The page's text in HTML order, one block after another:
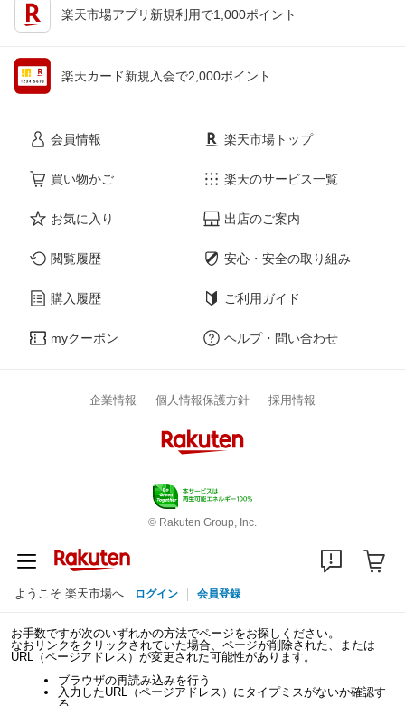
楽天市場アプリ新規利用で1,000ポイント
楽天カード新規入会で2,000ポイント
会員情報
買い物かご
お気に入り
閲覧履歴
購入履歴
myクーポン
楽天市場トップ
楽天のサービス一覧
出店のご案内
安心・安全の取り組み
ご利用ガイド
ヘルプ・問い合わせ
企業情報 個人情報保護方針 採用情報
© Rakuten Group, Inc.
ようこそ 楽天市場へ ログイン 会員登録
お手数ですが次のいずれかの方法でページをお探しください。
なおリンクをクリックされていた場合、ページが削除された、または
URL（ページアドレス）が変更された可能性があります。
ブラウザの再読み込みを行う
入力したURL（ページアドレス）にタイプミスがないか確認す